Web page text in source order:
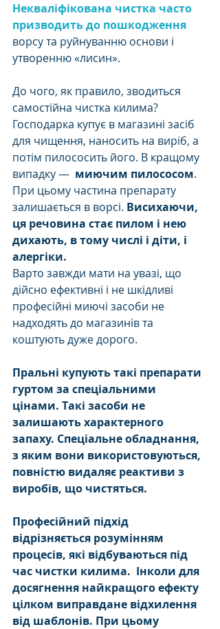
Некваліфікована чистка часто
призводить до пошкодження
ворсу та руйнуванню основи і
утворенню «лисин».
До чого, як правило, зводиться
самостійна чистка килима?
Господарка купує в магазині засіб
для чищення, наносить на виріб, а
потім пилососить його. В кращому
випадку — миючим пилососом.
При цьому частина препарату
залишається в ворсі. Висихаючи,
ця речовина стає пилом і нею
дихають, в тому числі і діти, і
алергіки.
Варто завжди мати на увазі, що
дійсно ефективні і не шкідливі
професійні миючі засоби не
надходять до магазинів та
коштують дуже дорого.
Пральні купують такі препарати
гуртом за спеціальними
цінами. Такі засоби не
залишають характерного
запаху. Спеціальне обладнання,
з яким вони використовуються,
повністю видаляє реактиви з
виробів, що чистяться.
Професійний підхід
відрізняється розумінням
процесів, які відбуваються під
час чистки килима.  Інколи для
досягнення найкращого ефекту
цілком виправдане відхилення
від шаблонів. При цьому